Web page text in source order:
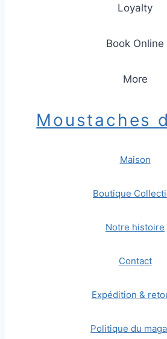
Loyalty
Book Online
More
Moustaches
Maison
Boutique
Notre histoire
Contact
Expédition &
Politique du